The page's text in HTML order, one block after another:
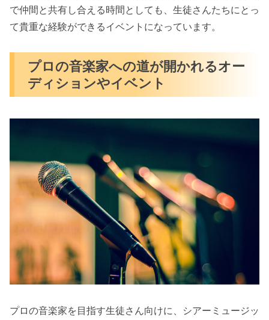
で仲間と共有し合える時間としても、生徒さんたちにとっ
て貴重な経験ができるイベントになっています。
プロの音楽家への道が開かれるオー
ディションやイベント
プロの音楽家を目指す生徒さん向けに、シアーミュージッ